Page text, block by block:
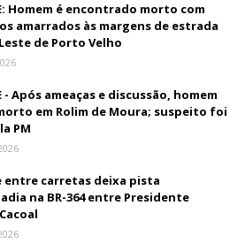
Homem é encontrado morto com
amarrados às margens de estrada
de Porto Velho
- Após ameaças e discussão, homem
em Rolim de Moura; suspeito foi
PM
entre carretas deixa pista
na BR-364 entre Presidente